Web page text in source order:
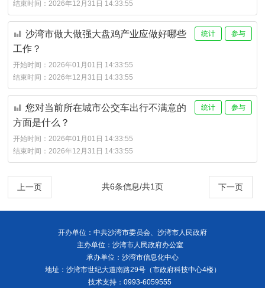
结束时间： 2026年12月31日 14:33:55
参与
统计
沙湾市做大做强大盘鸡产业应做好哪些
工作？
开始时间： 2026年01月01日 14:33:55
结束时间： 2026年12月31日 14:33:55
参与
统计
您对当前所在城市公交车出行不满意的
方面是什么？
开始时间： 2026年01月01日 14:33:55
结束时间： 2026年12月31日 14:33:55
上一页 下一页
共6条信息/共1页
开办单位：中共沙湾市委员会、沙湾市人民政府
主办单位：沙湾市人民政府办公室
承办单位：沙湾市信息化中心
地址：沙湾市世纪大道南路29号（市政府科技中心4楼）
技术支持：0993-6059555